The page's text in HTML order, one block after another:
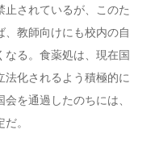
止されているが、このた
教師向けにも校内の自
なる。食薬処は、現在国
化されるよう積極的に
を通過したのちには、
。